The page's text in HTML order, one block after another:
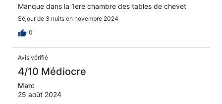
Manque dans la 1ere chambre des tables de chevet
Séjour de 3 nuits en novembre 2024
0
Avis vérifié
4/10 Médiocre
Marc
25 août 2024